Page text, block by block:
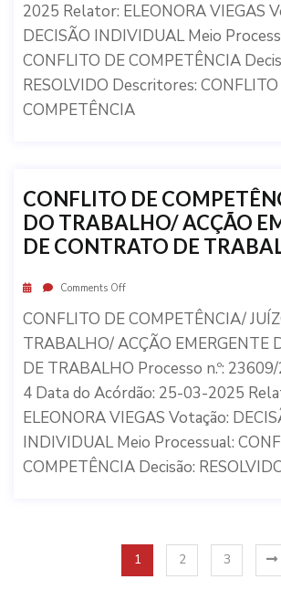
2025 Relator: ELEONORA VIEGAS
DECISÃO INDIVIDUAL Meio
CONFLITO DE COMPETÊNCIA
RESOLVIDO Descritores:
COMPETÊNCIA
CONFLITO DE
DO TRABALHO/ ACÇÃO
DE CONTRATO DE
Comments Off
CONFLITO DE COMPETÊNCIA/
TRABALHO/ ACÇÃO EMERGENTE
DE TRABALHO Processo n.º:
4 Data do Acórdão: 25-03-2025
ELEONORA VIEGAS Votação:
INDIVIDUAL Meio Processual:
COMPETÊNCIA Decisão:
1 2 3